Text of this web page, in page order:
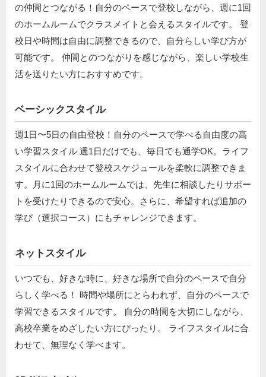
の仲間とつながる！自分のペースで登校しながら、週に1回
のホームルームでクラスメイトと会えるスタイルです。 登
校日や時間は自由に調整できるので、自分らしい学び方が
可能です。 仲間とのつながりを感じながら、楽しい学校生
活を送りたい方におすすめです。
ベーシックスタイル
週1日〜5日の自由登校！自分のペースで学べる自由度の高
い学習スタイル 週1日だけでも、毎日でも通学OK。ライフ
スタイルに合わせて登校スケジュールを柔軟に調整できま
す。月に1回のホームルームでは、先生に相談したりサポー
トを受けたりできるので安心。さらに、希望すれば追加の
学び（選択コース）にもチャレンジできます。
ネットスタイル
いつでも、好きな時に、好きな場所で自分のペースで自分
らしく学べる！ 時間や場所にとらわれず、自分のペースで
学習できるスタイルです。 自分の時間を大切にしながら、
高校卒業をめざしたい方にぴったり。 ライフスタイルに合
わせて、無理なく学べます。